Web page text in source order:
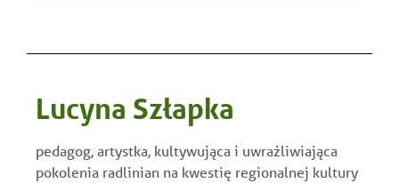
Lucyna Szłapka
pedagog, artystka, kultywująca i uwrażliwiająca
pokolenia radlinian na kwestię regionalnej kultury